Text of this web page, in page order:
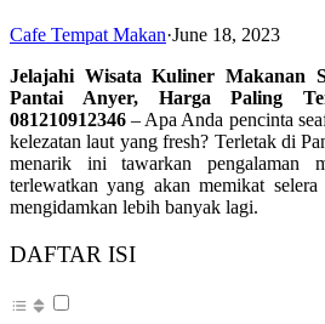
Cafe Tempat Makan·June 18, 2023
Jelajahi Wisata Kuliner Makanan
Pantai Anyer, Harga Paling
081210912346 – Apa Anda pencinta
kelezatan laut yang fresh? Terletak di
menarik ini tawarkan pengalaman
terlewatkan yang akan memikat
mengidamkan lebih banyak lagi.
DAFTAR ISI